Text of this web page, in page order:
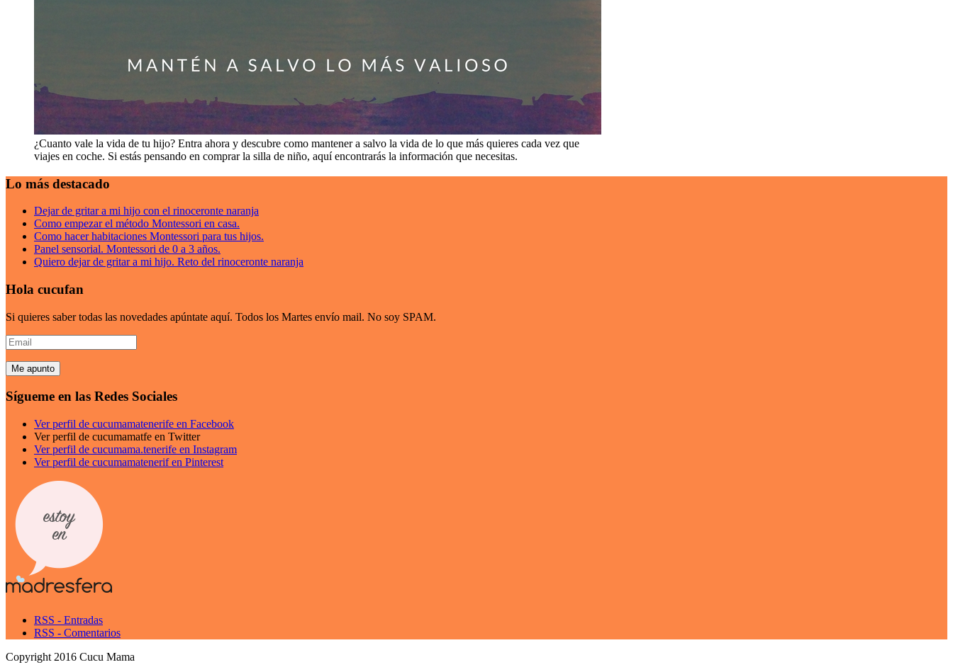
¿Cuanto vale la vida de tu hijo? Entra ahora y descubre como mantener a salvo la vida de lo que más quieres cada vez que
viajes en coche. Si estás pensando en comprar la silla de niño, aquí encontrarás la información que necesitas.
Lo más destacado
Dejar de gritar a mi hijo con el rinoceronte naranja
Como empezar el método Montessori en casa.
Como hacer habitaciones Montessori para tus hijos.
Panel sensorial. Montessori de 0 a 3 años.
Quiero dejar de gritar a mi hijo. Reto del rinoceronte naranja
Hola cucufan
Si quieres saber todas las novedades apúntate aquí. Todos los Martes envío mail. No soy SPAM.
Email
Sígueme en las Redes Sociales
Ver perfil de cucumamatenerife en Facebook
Ver perfil de cucumamatfe en Twitter
Ver perfil de cucumama.tenerife en Instagram
Ver perfil de cucumamatenerif en Pinterest
RSS - Entradas
RSS - Comentarios
Copyright 2016 Cucu Mama